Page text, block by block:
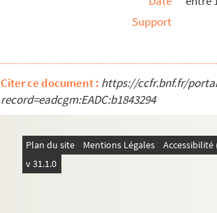
4-TEP-015-085. Bob Ingarao
8-TEP-015-289. Sam Lévin
8-TEP-015-291. Anne-Marie Jabraud
8-TEP-015-292. Bénédicte Jacquard
8-TEP-015-293. Jam (Photographe).
8-TEP-015-294. Corinne Jahier
8-TEP-015-295. Studio Vallois
8-TEP-015-296. Jacques Bourguignon
Support
Citer ce document : https://ccfr.bnf.fr/
record=eadcgm:EADC:b1843294
Plan du site Mentions Légales
v 31.1.0